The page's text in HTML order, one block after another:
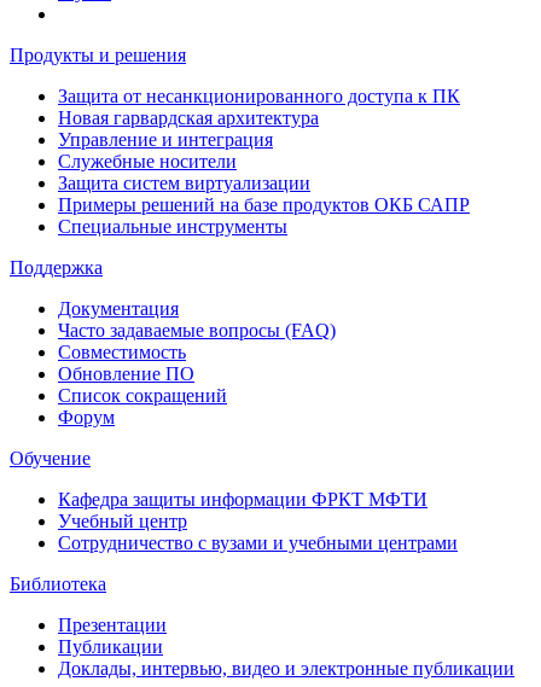
Продукты и решения
Защита от несанкционированного доступа к ПК
Новая гарвардская архитектура
Управление и интеграция
Служебные носители
Защита систем виртуализации
Примеры решений на базе продуктов ОКБ САПР
Специальные инструменты
Поддержка
Документация
Часто задаваемые вопросы (FAQ)
Совместимость
Обновление ПО
Список сокращений
Форум
Обучение
Кафедра защиты информации ФРКТ МФТИ
Учебный центр
Сотрудничество с вузами и учебными центрами
Библиотека
Презентации
Публикации
Доклады, интервью, видео и электронные публикации